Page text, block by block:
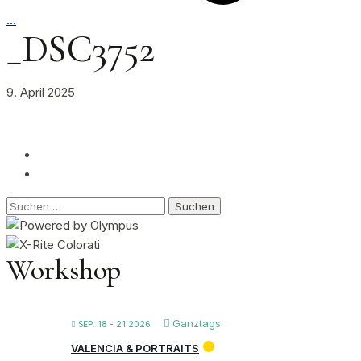
…
_DSC3752
9. April 2025
Suchen
nach:
Workshop
SEP. 18 - 21 2026
Ganztags
VALENCIA & PORTRAITS